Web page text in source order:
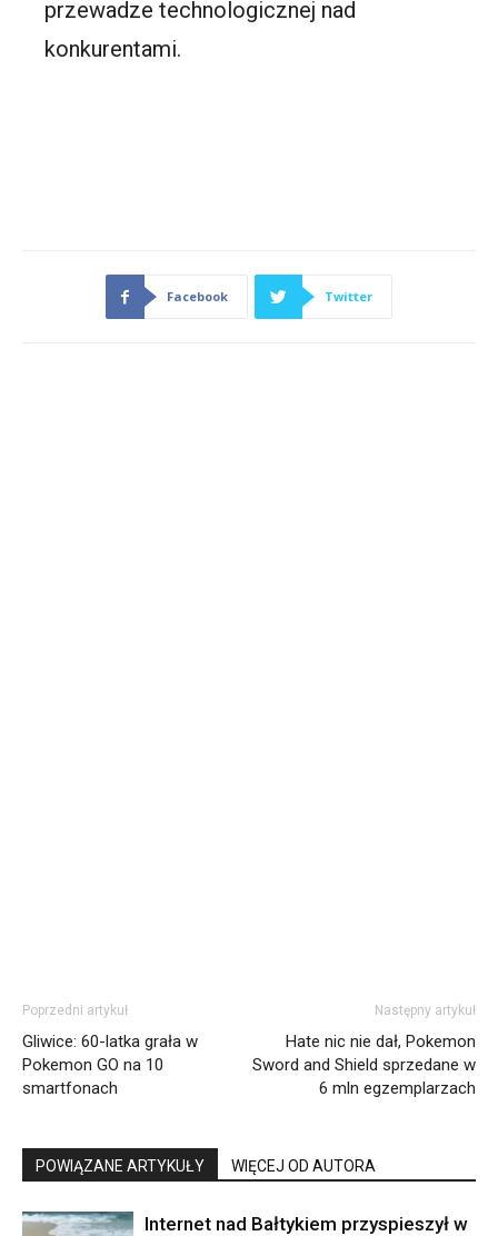
przewadze technologicznej nad
konkurentami.
Facebook Twitter
Poprzedni artykuł
Gliwice: 60-latka grała w
Pokemon GO na 10
smartfonach
Następny artykuł
Hate nic nie dał, Pokemon
Sword and Shield sprzedane w
6 mln egzemplarzach
POWIĄZANE ARTYKUŁY WIĘCEJ OD AUTORA
Internet nad Bałtykiem przyspieszył w